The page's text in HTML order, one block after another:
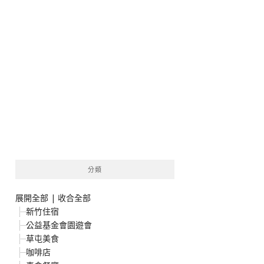
分類
展開全部 | 收合全部
新竹住宿
公益基金會園遊會
草屯美食
咖啡店